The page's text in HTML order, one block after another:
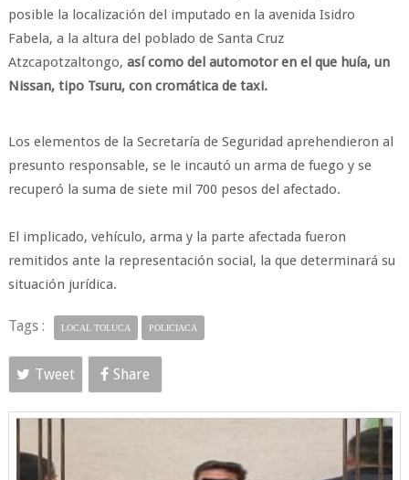
posible la localización del imputado en la avenida Isidro
Fabela, a la altura del poblado de Santa Cruz
Atzcapotzaltongo, así como del automotor en el que huía, un
Nissan, tipo Tsuru, con cromática de taxi.
Los elementos de la Secretaría de Seguridad aprehendieron al
presunto responsable, se le incautó un arma de fuego y se
recuperó la suma de siete mil 700 pesos del afectado.
El implicado, vehículo, arma y la parte afectada fueron
remitidos ante la representación social, la que determinará su
situación jurídica.
Tags : LOCAL TOLUCA POLICIACA
Tweet Share